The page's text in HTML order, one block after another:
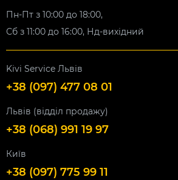
Пн-Пт з 10:00 до 18:00,
Сб з 11:00 до 16:00, Нд-вихідний
Kivi Service Львів
+38 (097) 477 08 01
Львів (відділ продажу)
+38 (068) 991 19 97
Київ
+38 (097) 775 99 11